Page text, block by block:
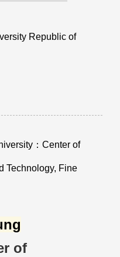
Republic of
of